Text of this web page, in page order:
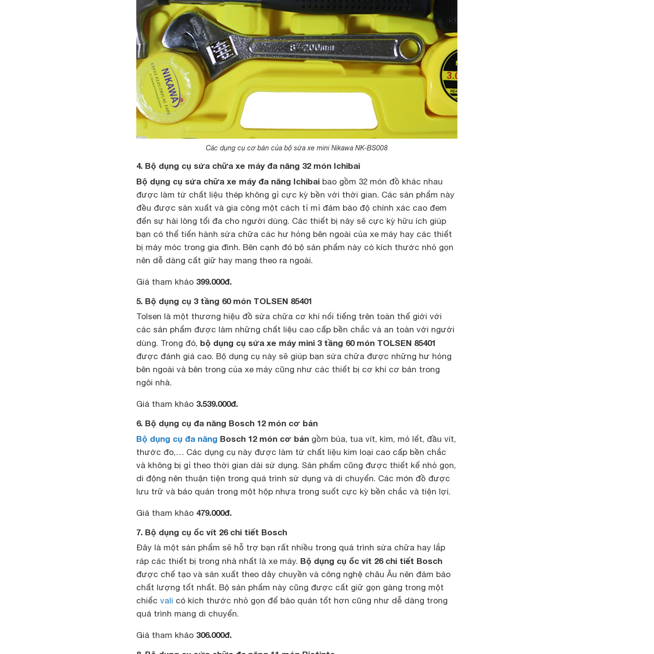
Các dụng cụ cơ bản của bộ sửa xe mini Nikawa NK-BS008
4. Bộ dụng cụ sửa chữa xe máy đa năng 32 món Ichibai
Bộ dụng cụ sửa chữa xe máy đa năng Ichibai bao gồm 32 món đồ khác nhau
được làm từ chất liệu thép không gỉ cực kỳ bền với thời gian. Các sản phẩm này
đều được sản xuất và gia công một cách tỉ mỉ đảm bảo độ chính xác cao đem
đến sự hài lòng tối đa cho người dùng. Các thiết bị này sẽ cực kỳ hữu ích giúp
bạn có thể tiến hành sửa chữa các hư hỏng bên ngoài của xe máy hay các thiết
bị máy móc trong gia đình. Bên cạnh đó bộ sản phẩm này có kích thước nhỏ gọn
nên dễ dàng cất giữ hay mang theo ra ngoài.
Giá tham khảo 399.000đ.
5. Bộ dụng cụ 3 tầng 60 món TOLSEN 85401
Tolsen là một thương hiệu đồ sửa chữa cơ khí nổi tiếng trên toàn thế giới với
các sản phẩm được làm những chất liệu cao cấp bền chắc và an toàn với người
dùng. Trong đó, bộ dụng cụ sửa xe máy mini 3 tầng 60 món TOLSEN 85401
được đánh giá cao. Bộ dụng cụ này sẽ giúp bạn sửa chữa được những hư hỏng
bên ngoài và bên trong của xe máy cũng như các thiết bị cơ khí cơ bản trong
ngôi nhà.
Giá tham khảo 3.539.000đ.
6. Bộ dụng cụ đa năng Bosch 12 món cơ bản
Bộ dụng cụ đa năng Bosch 12 món cơ bản gồm búa, tua vít, kìm, mỏ lết, đầu vít,
thước đo,… Các dụng cụ này được làm từ chất liệu kim loại cao cấp bền chắc
và không bị gỉ theo thời gian dài sử dụng. Sản phẩm cũng được thiết kế nhỏ gọn,
di động nên thuận tiện trong quá trình sử dụng và di chuyển. Các món đồ được
lưu trữ và bảo quản trong một hộp nhựa trong suốt cực kỳ bền chắc và tiện lợi.
Giá tham khảo 479.000đ.
7. Bộ dụng cụ ốc vít 26 chi tiết Bosch
Đây là một sản phẩm sẽ hỗ trợ bạn rất nhiều trong quá trình sửa chữa hay lắp
ráp các thiết bị trong nhà nhất là xe máy. Bộ dụng cụ ốc vít 26 chi tiết Bosch
được chế tạo và sản xuất theo dây chuyền và công nghệ châu Âu nên đảm bảo
chất lượng tốt nhất. Bộ sản phẩm này cũng được cất giữ gọn gàng trong một
chiếc vali có kích thước nhỏ gọn để bảo quản tốt hơn cũng như dễ dàng trong
quá trình mang di chuyển.
Giá tham khảo 306.000đ.